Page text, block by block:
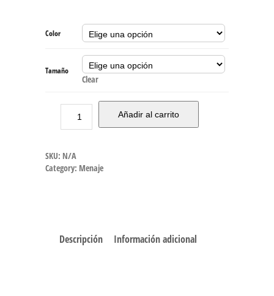
Color
Tamaño
Clear
Añadir al carrito
SKU: N/A
Category: Menaje
Descripción Información adicional